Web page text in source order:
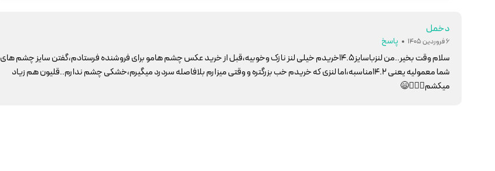
دخمل
6 فروردین 1405 پاسخ
سلام وقت بخیر..من لنزباسایز۱۴.۵خریدم خیلی لنز نازک وخوبیه،قبل از خرید عکس چشم هامو برای فروشنده فرستادم،گفتن سایز چشم های
شما معمولیه یعنی ۱۴.۲مناسبه،اما لنزی که خریدم خب بزرگتره و وقتی میزارم بلافاصله سردرد میگیرم،خشکی چشم ندارم..قلیون هم زیاد
میکشم🤦🏻‍♀️😄